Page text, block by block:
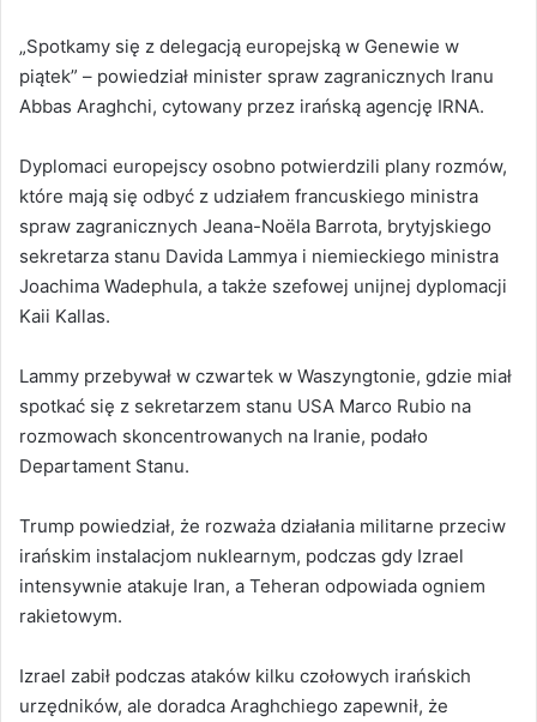
„Spotkamy się z delegacją europejską w Genewie w
piątek” – powiedział minister spraw zagranicznych Iranu
Abbas Araghchi, cytowany przez irańską agencję IRNA.
Dyplomaci europejscy osobno potwierdzili plany rozmów,
które mają się odbyć z udziałem francuskiego ministra
spraw zagranicznych Jeana-Noëla Barrota, brytyjskiego
sekretarza stanu Davida Lammya i niemieckiego ministra
Joachima Wadephula, a także szefowej unijnej dyplomacji
Kaii Kallas.
Lammy przebywał w czwartek w Waszyngtonie, gdzie miał
spotkać się z sekretarzem stanu USA Marco Rubio na
rozmowach skoncentrowanych na Iranie, podało
Departament Stanu.
Trump powiedział, że rozważa działania militarne przeciw
irańskim instalacjom nuklearnym, podczas gdy Izrael
intensywnie atakuje Iran, a Teheran odpowiada ogniem
rakietowym.
Izrael zabił podczas ataków kilku czołowych irańskich
urzędników, ale doradca Araghchiego zapewnił, że